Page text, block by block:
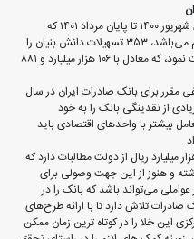
بانک صادرات ایران در همین راستا از ابتدای شهریور ١٤٠٠ تا پایان مرداد ١٤٠١ که
مصادف با یکسال از طول عمر دولت سیزدهم می‌باشد، ٣٥٣ تسهیلات دانش بنیان را
به عنوان تسهیلات حمایتی و تکلیفی پرداخت نمود، که معادل با ١٠٦ هزار میلیارد و ٨٨١
مقرر برای بانک صادرات ایران در سال
زیادی از نقدینگی بانک را به خود
بیشتر با واحدهای اقتصادی باید
گزارش ٣ ماهه این بانک حدود ٥٥٨ هزار میلیارد ریال از دولت مطالبات دارد که
وجود داشته و هنوز از این جهت وصولی برای
می‌تواند باشد که بانک را در
صادرات تلاش دارد تا با ارائه طرح‌های
این خلا را در کوتاه ترین زمان ممکن